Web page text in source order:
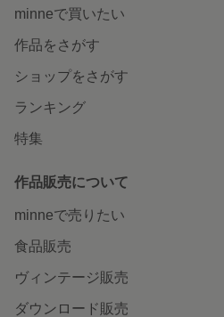
minneで買いたい
作品をさがす
ショップをさがす
ランキング
特集
作品販売について
minneで売りたい
食品販売
ヴィンテージ販売
ダウンロード販売